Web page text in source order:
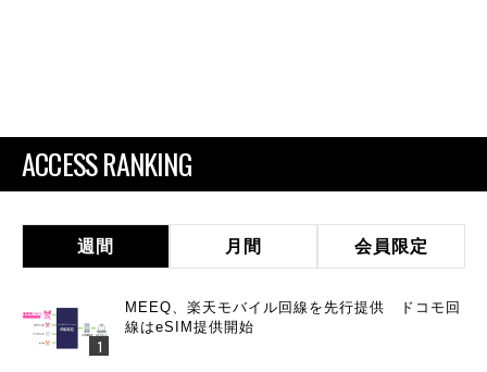
ACCESS RANKING
週間 月間 会員限定
MEEQ、楽天モバイル回線を先行提供 ドコモ回
線はeSIM提供開始